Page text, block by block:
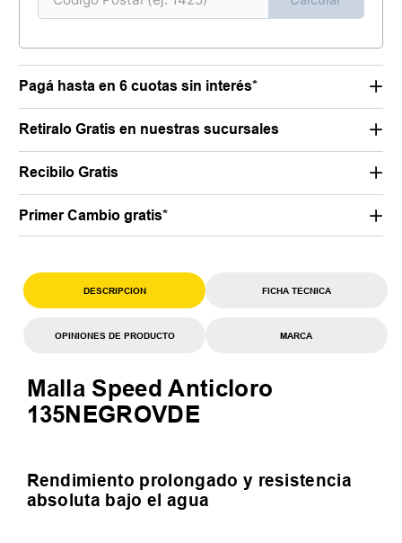
Pagá hasta en 6 cuotas sin interés*
Retiralo Gratis en nuestras sucursales
Recibilo Gratis
Primer Cambio gratis*
DESCRIPCION FICHA TECNICA
OPINIONES DE PRODUCTO MARCA
Malla Speed Anticloro
135NEGROVDE
Rendimiento prolongado y resistencia
absoluta bajo el agua